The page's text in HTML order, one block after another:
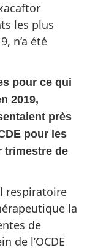
les plus
n’a été
pour ce qui
2019,
près
pour les
trimestre de
respiratoire
la
de
de l’OCDE